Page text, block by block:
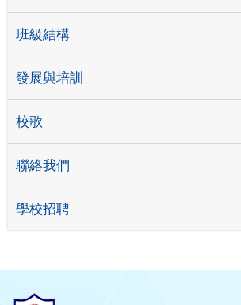
班級結構
發展與培訓
校歌
聯絡我們
學校招聘